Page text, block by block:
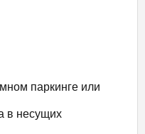
паркинге или
в несущих